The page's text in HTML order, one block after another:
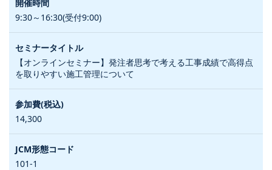
9:30～16:30(受付9:00)
【オンラインセミナー】発注者思考で考える工事成績で高得点
を取りやすい施工管理について
14,300
101-1